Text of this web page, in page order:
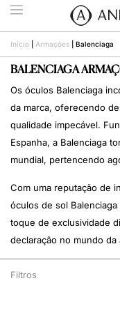
Início Armações Balenciaga
BALENCIAGA
Os óculos Balenciaga
da marca, oferecendo
qualidade impecável.
Espanha, a Balenciaga
mundial, pertencendo
Com uma reputação de
óculos de sol
toque de exclusividade
declaração no mundo da
Filtros